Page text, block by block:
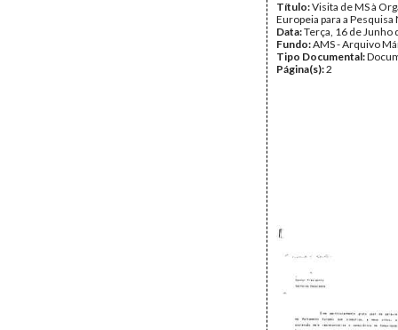
Título:Visita de MS à
Europeia para a Pesquisa
Data:Terça, 16 de Junho
Fundo:AMS - Arquivo
Tipo Documental:
Página(s):2